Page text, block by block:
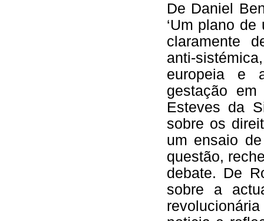
De Daniel
‘Um plano
claramente
anti-
europeia e
gestação
Esteves da
sobre os
um ensaio
questão,
debate. De
sobre a